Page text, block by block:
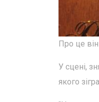
Про це
У сцені,
якого